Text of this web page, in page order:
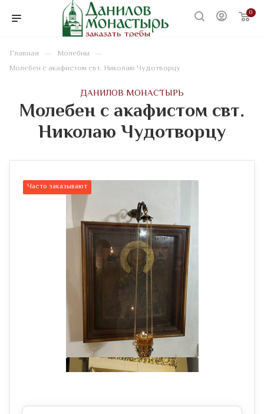
0
Главная — Молебны —
Молебен с акафистом свт. Николаю Чудотворцу
ДАНИЛОВ МОНАСТЫРЬ
Молебен с акафистом свт.
Николаю Чудотворцу
Часто заказывают